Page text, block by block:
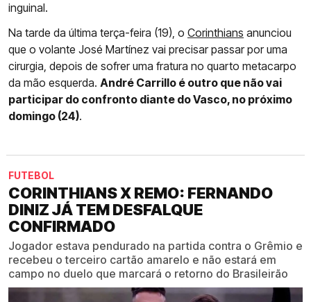
inguinal.
Na tarde da última terça-feira (19), o Corinthians anunciou
que o volante José Martínez vai precisar passar por uma
cirurgia, depois de sofrer uma fratura no quarto metacarpo
da mão esquerda. André Carrillo é outro que não vai
participar do confronto diante do Vasco, no próximo
domingo (24).
FUTEBOL
CORINTHIANS X REMO: FERNANDO
DINIZ JÁ TEM DESFALQUE
CONFIRMADO
Jogador estava pendurado na partida contra o Grêmio e
recebeu o terceiro cartão amarelo e não estará em
campo no duelo que marcará o retorno do Brasileirão